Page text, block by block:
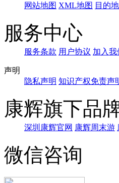
网站地图 XML地图 目的
服务中心
服务条款 用户协议 加入我
声明
隐私声明 知识产权免责声
康辉旗下品
深圳康辉官网 康辉周末游
微信咨询